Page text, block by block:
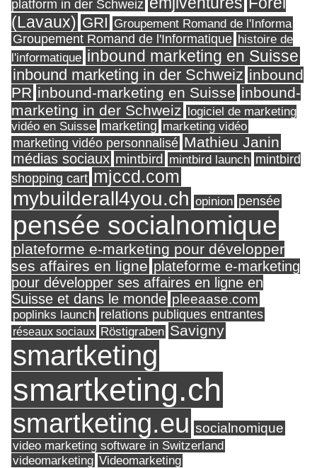
platform in der Schweiz
(Lavaux) GRI Groupement Romand de l'Informa
Groupement Romand de l'Informatique histoire de
l'informatique inbound marketing en Suisse
inbound marketing in der Schweiz inbound
PR inbound-marketing en Suisse inbound-
marketing in der Schweiz logiciel de marketing
vidéo en Suisse marketing marketing vidéo
marketing vidéo personnalisé Mathieu Janin
médias sociaux mintbird mintbird launch mintbird
shopping cart mjccd.com
mybuilderall4you.ch opinion pensée
pensée socialnomique
plateforme e-marketing pour développer
ses affaires en ligne plateforme e-marketing
pour développer ses affaires en ligne en
Suisse et dans le monde pleeaase.com
poplinks launch relations publiques entrantes
réseaux sociaux Röstigraben Savigny
smartketing
smartketing.ch
smartketing.eu socialnomique
video marketing software in Switzerland
videomarketing Videomarketing